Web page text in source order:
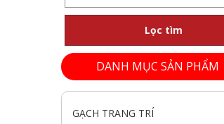
Lọc tìm
DANH MỤC SẢN PHẨM
GẠCH TRANG TRÍ